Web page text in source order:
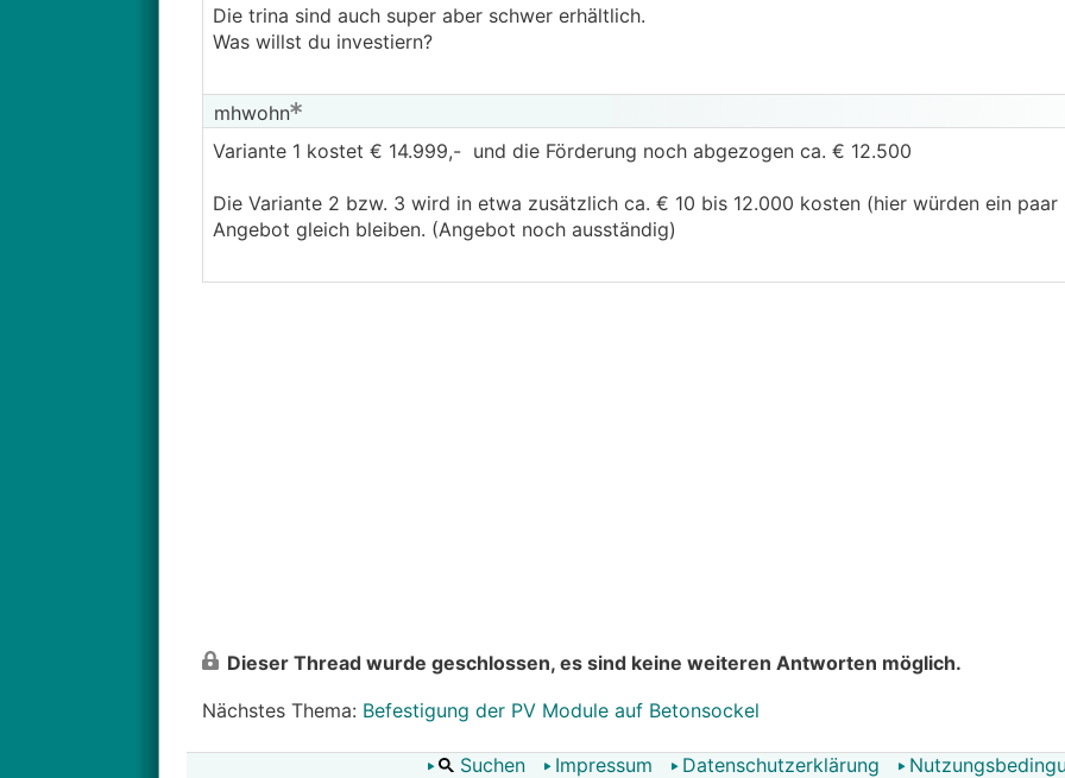
Die trina sind auch super aber schwer erhältlich.
Was willst du investiern?
mhwohn
Variante 1 kostet € 14.999,- und die Förderung noch abgezogen ca. € 12.500
Die Variante 2 bzw. 3 wird in etwa zusätzlich ca. € 10 bis 12.000 kosten (hier würden ein paar
Angebot gleich bleiben. (Angebot noch ausständig)
Dieser Thread wurde geschlossen, es sind keine weiteren Antworten möglich.
Nächstes Thema: Befestigung der PV Module auf Betonsockel
Suchen Impressum Datenschutzerklärung